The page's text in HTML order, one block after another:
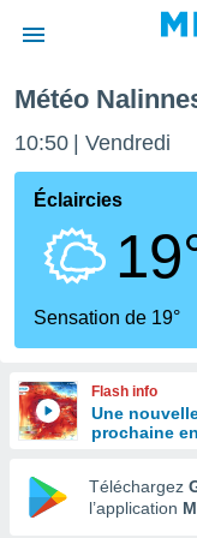
de
en
Météo
10:50 Vendredi
Éclaircies
Sensation de 19°
Flash info
Une
prochaine
Téléchargez
l’application